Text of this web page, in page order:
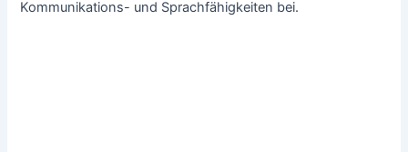
Kommunikations- und Sprachfähigkeiten bei.